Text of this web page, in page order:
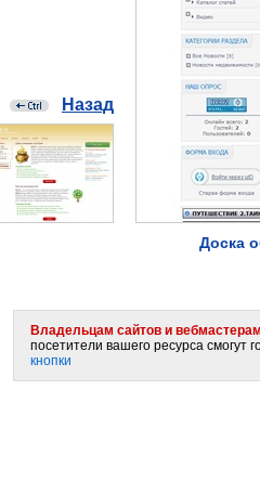
Назад
Доска
Владельцам сайтов и
посетители вашего ресурса смогут
кнопки